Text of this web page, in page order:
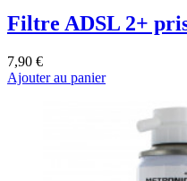
Filtre ADSL 2+
7,90 €
Ajouter au panier